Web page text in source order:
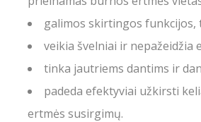
galimos skirtingos funkcijos,
veikia švelniai ir nepažeidžia
tinka jautriems dantims ir
padeda efektyviai užkirsti
ertmės susirgimų.